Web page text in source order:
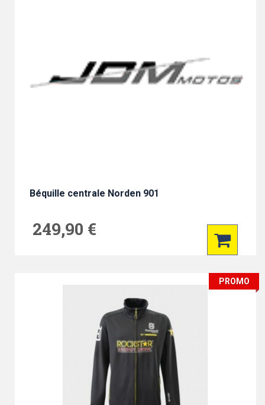
Béquille centrale Norden 901
249,90 €
PROMO